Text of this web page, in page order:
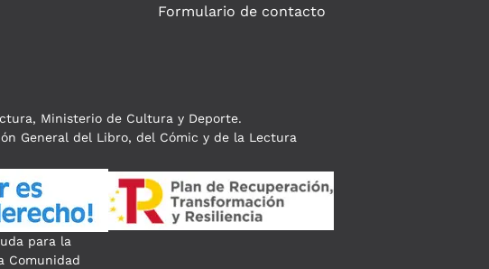
Formulario de contacto
Ministerio de Cultura y Deporte.
General del Libro, del Cómic y de la Lectura
para la
Comunidad